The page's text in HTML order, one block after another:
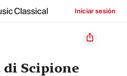
Iniciar sesión
di Scipione